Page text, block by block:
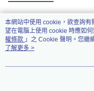
熱門標籤
本網站中使用 cookie，欲查詢
望在電腦上使用 cookie 時應如
權條款 」之 Cookie 聲明。您繼
用條款之 Cookie 聲明使用 cookie
了解更多 >